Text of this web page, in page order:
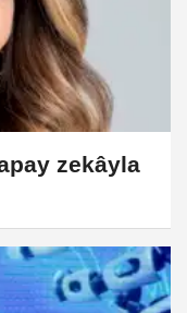
zekâyla